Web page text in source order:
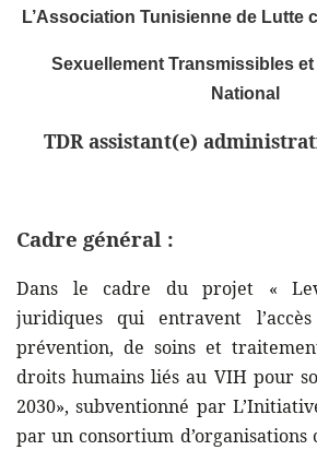
L’Association Tunisienne de Lutte
Sexuellement Transmissibles
National
TDRassistant(e)
Cadre général :
Dans le cadre du projet «
juridiques qui entravent
prévention, de soins et
droits humains liés au VIH pour
2030», subventionné par
par un consortium d’organisations